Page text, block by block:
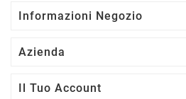
Informazioni Negozio
Azienda
Il Tuo Account